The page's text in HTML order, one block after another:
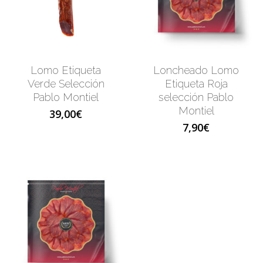
Lomo Etiqueta
Verde Selección
Pablo Montiel
39,00€
Loncheado Lomo
Etiqueta Roja
selección Pablo
Montiel
7,90€